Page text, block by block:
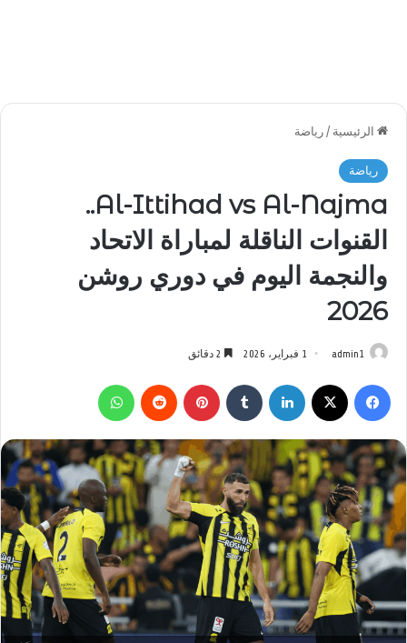
الرئيسية / رياضة
رياضة
Al-Ittihad vs Al-Najma..
القنوات الناقلة لمباراة الاتحاد
والنجمة اليوم في دوري روشن
2026
admin1 1 فبراير، 2026
فيسبوك لينكدإن بينتيريست